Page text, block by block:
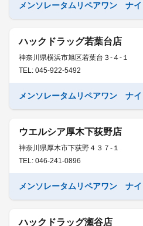
メンソレータムリペアワン ナ
ハックドラッグ若葉台店
神奈川県横浜市旭区若葉台３-４-１
TEL: 045-922-5492
メンソレータムリペアワン ナ
ウエルシア厚木下荻野店
神奈川県厚木市下荻野４３７-１
TEL: 046-241-0896
メンソレータムリペアワン ナ
ハックドラッグ瀬谷店